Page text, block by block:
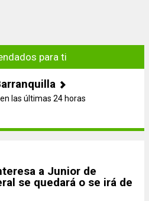
para ti
las últimas 24 horas
a Junior de
se quedará o se irá de